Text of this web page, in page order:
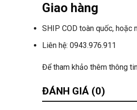
Giao hàng
SHIP COD toàn quốc,
Liên hệ: 0943.976.911
Để tham khảo thêm thông
ĐÁNH GIÁ (0)